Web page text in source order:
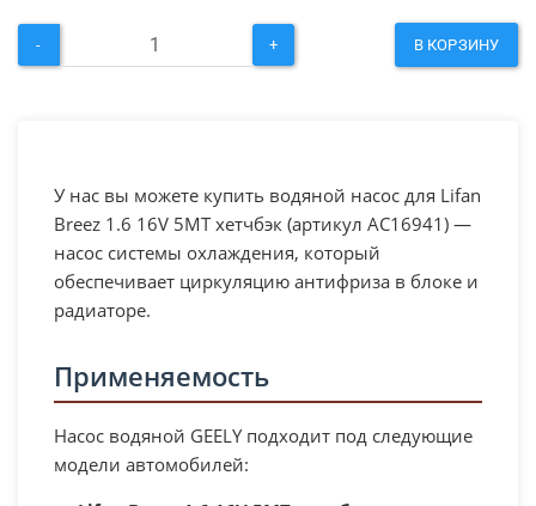
- + В КОРЗИНУ
У нас вы можете купить водяной насос для Lifan
Breez 1.6 16V 5MT хетчбэк (артикул AC16941) —
насос системы охлаждения, который
обеспечивает циркуляцию антифриза в блоке и
радиаторе.
Применяемость
Насос водяной GEELY подходит под следующие
модели автомобилей: